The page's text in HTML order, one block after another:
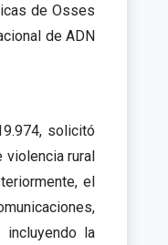
de Osses
de ADN
solicitó
violencia rural
el
la